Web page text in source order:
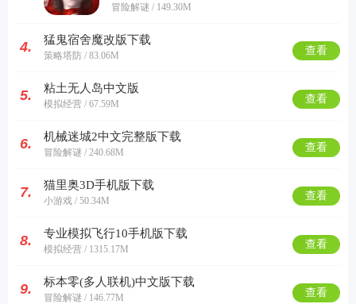
冒险解谜 / 149.30M
4. 猛鬼宿舍魔改版下载
策略塔防 / 83.06M 查看
5. 粘土无人岛中文版
模拟经营 / 67.59M 查看
6. 机械迷城2中文完整版下载
冒险解谜 / 240.68M 查看
7. 猫里奥3D手机版下载
小游戏 / 50.34M 查看
8. 专业模拟飞行10手机版下载
模拟经营 / 1315.17M 查看
9. 标本零(多人联机)中文版下载
冒险解谜 / 146.77M 查看